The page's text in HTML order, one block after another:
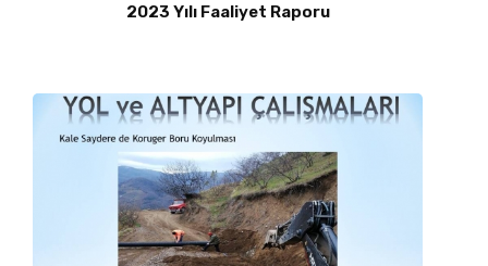
2023 Yılı Faaliyet Raporu